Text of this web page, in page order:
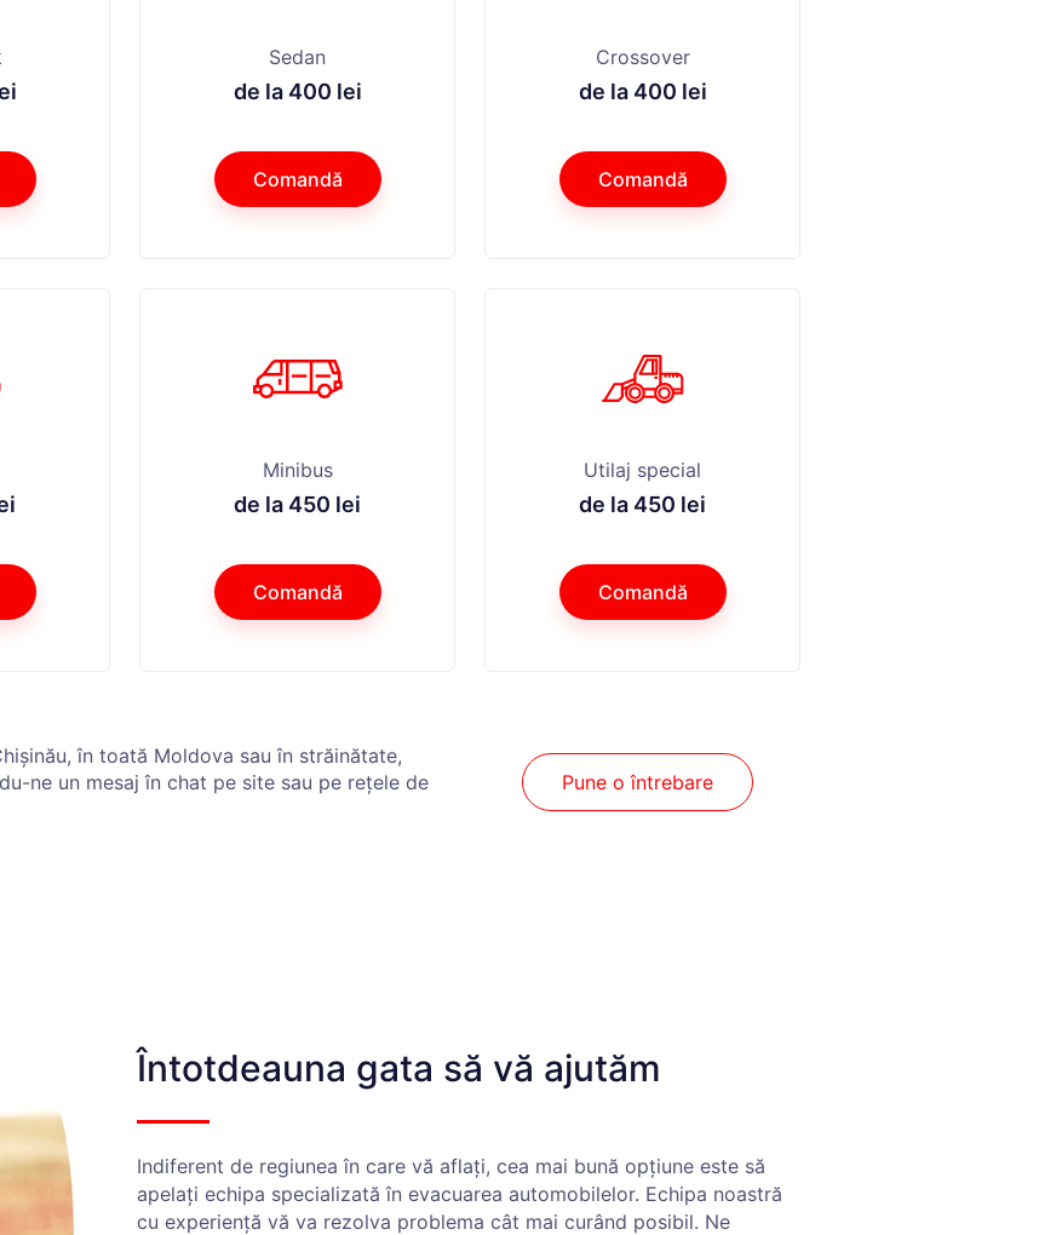
Sedan
de la 400 lei
Comandă
Crossover
de la 400 lei
Comandă
Minibus
de la 450 lei
Comandă
Utilaj special
de la 450 lei
Comandă
în toată Moldova sau în străinătate,
ne un mesaj în chat pe site sau pe rețele de
Pune o întrebare
Întotdeauna gata să vă ajutăm
Indiferent de regiunea în care vă aflați, cea mai bună opțiune este să
apelați echipa specializată în evacuarea automobilelor. Echipa noastră
cu experiență vă va rezolva problema cât mai curând posibil. Ne